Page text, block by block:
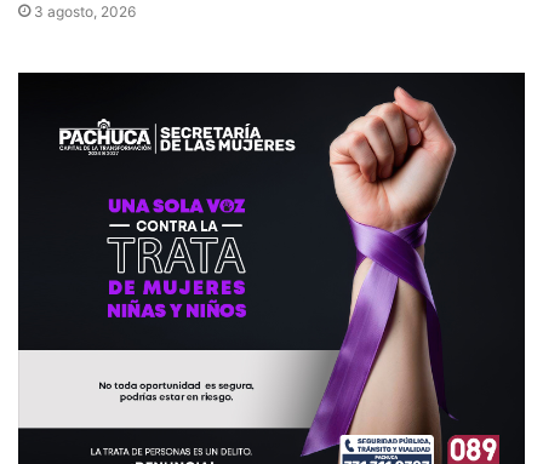
3 agosto, 2026